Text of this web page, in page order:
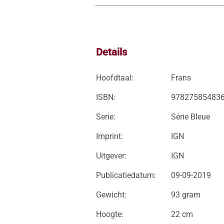
Details
Hoofdtaal: Frans
ISBN:
Serie: Série Bleue
Imprint: IGN
Uitgever: IGN
Publicatiedatum: 09-09-2019
Gewicht: 93 gram
Hoogte: 22 cm